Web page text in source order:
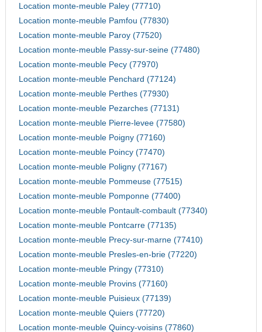
Location monte-meuble Paley (77710)
Location monte-meuble Pamfou (77830)
Location monte-meuble Paroy (77520)
Location monte-meuble Passy-sur-seine (77480)
Location monte-meuble Pecy (77970)
Location monte-meuble Penchard (77124)
Location monte-meuble Perthes (77930)
Location monte-meuble Pezarches (77131)
Location monte-meuble Pierre-levee (77580)
Location monte-meuble Poigny (77160)
Location monte-meuble Poincy (77470)
Location monte-meuble Poligny (77167)
Location monte-meuble Pommeuse (77515)
Location monte-meuble Pomponne (77400)
Location monte-meuble Pontault-combault (77340)
Location monte-meuble Pontcarre (77135)
Location monte-meuble Precy-sur-marne (77410)
Location monte-meuble Presles-en-brie (77220)
Location monte-meuble Pringy (77310)
Location monte-meuble Provins (77160)
Location monte-meuble Puisieux (77139)
Location monte-meuble Quiers (77720)
Location monte-meuble Quincy-voisins (77860)